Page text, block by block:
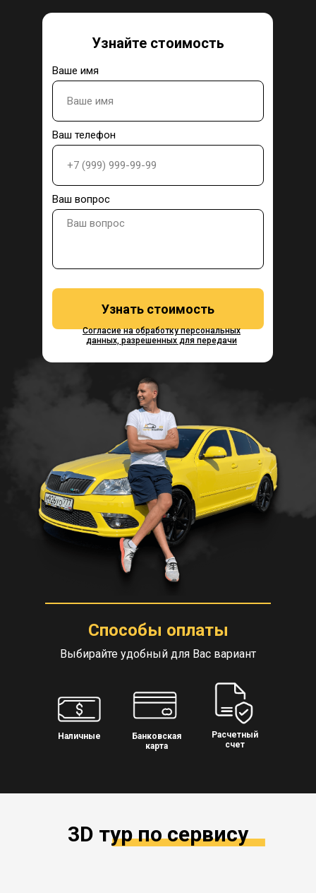
Узнайте стоимость
Ваше имя
Ваш телефон
Ваш вопрос
Узнать стоимость
Согласие на обработку персональных
данных, разрешенных для передачи
Наличные
Банковская
карта
Расчетный
счет
Выбирайте удобный для Вас вариант
Способы оплаты
3D тур по сервису